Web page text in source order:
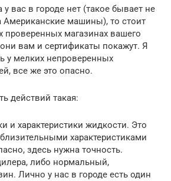
вас в городе нет (такое бывает не
Американские машины), то стоит
проверенных магазинах вашего
вам и сертификаты покажут. Я
у мелких непроверенных
все же это опасно.
действий такая:
и характеристики жидкости. Это
характеристиками
здесь нужна точность.
либо нормальный,
Лично у нас в городе есть один